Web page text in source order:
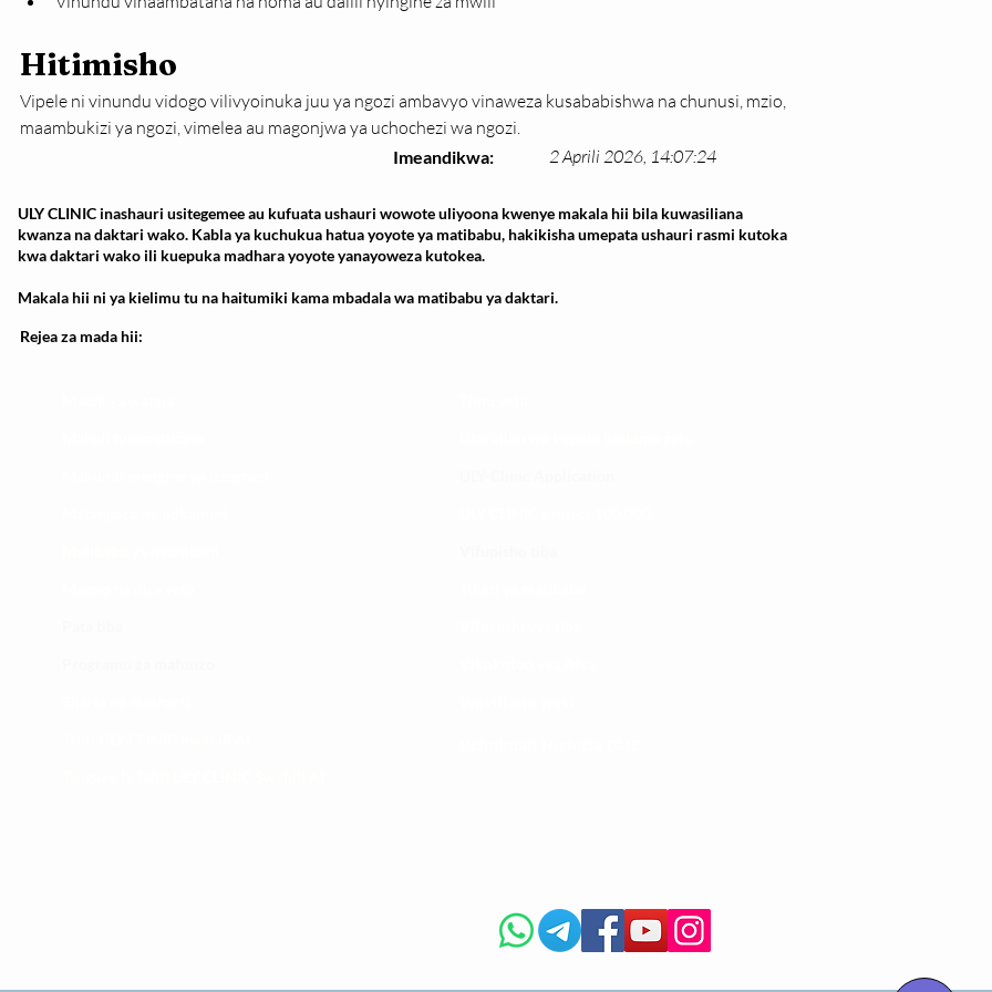
Hitimisho
Vipele ni vinundu vidogo vilivyoinuka juu ya ngozi ambavyo vinaweza kusababishwa na chunusi, mzio,
maambukizi ya ngozi, vimelea au magonjwa ya uchochezi wa ngozi.
Imeandikwa: 2 Aprili 2026, 14:07:24
ULY CLINIC inashauri usitegemee au kufuata ushauri wowote uliyoona kwenye makala hii bila kuwasiliana
kwanza na daktari wako. Kabla ya kuchukua hatua yoyote ya matibabu, hakikisha umepata ushauri rasmi kutoka
kwa daktari wako ili kuepuka madhara yoyote yanayoweza kutokea.
Makala hii ni ya kielimu tu na haitumiki kama mbadala wa matibabu ya daktari.
Rejea za mada hii: